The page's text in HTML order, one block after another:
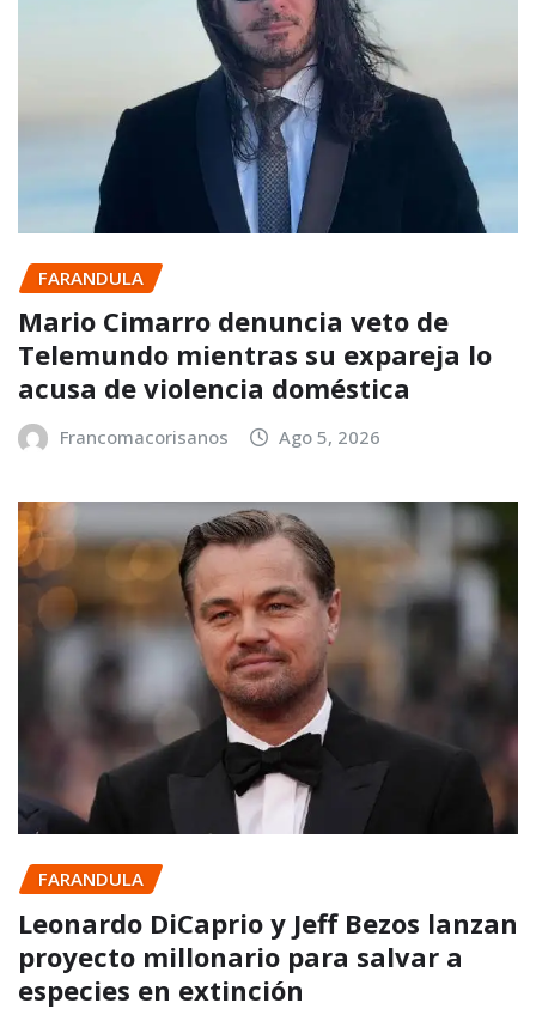
FARANDULA
Mario Cimarro denuncia veto de
Telemundo mientras su expareja lo
acusa de violencia doméstica
Francomacorisanos Ago 5, 2026
FARANDULA
Leonardo DiCaprio y Jeff Bezos lanzan
proyecto millonario para salvar a
especies en extinción